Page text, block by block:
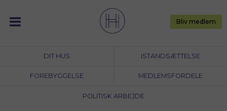
content
DIT HUS ISTANDSÆTTELSE
FOREBYGGELSE MEDLEMSFORDELE
POLITISK ARBEJDE
Bliv medlem